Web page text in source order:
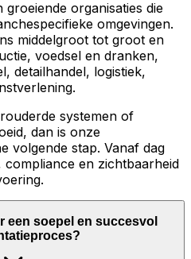
groeiende organisaties die
omgevingen.
middelgroot tot groot en
voedsel en dranken,
detailhandel, logistiek,
systemen of
dan is onze
volgende stap. Vanaf dag
en zichtbaarheid
een soepel en succesvol